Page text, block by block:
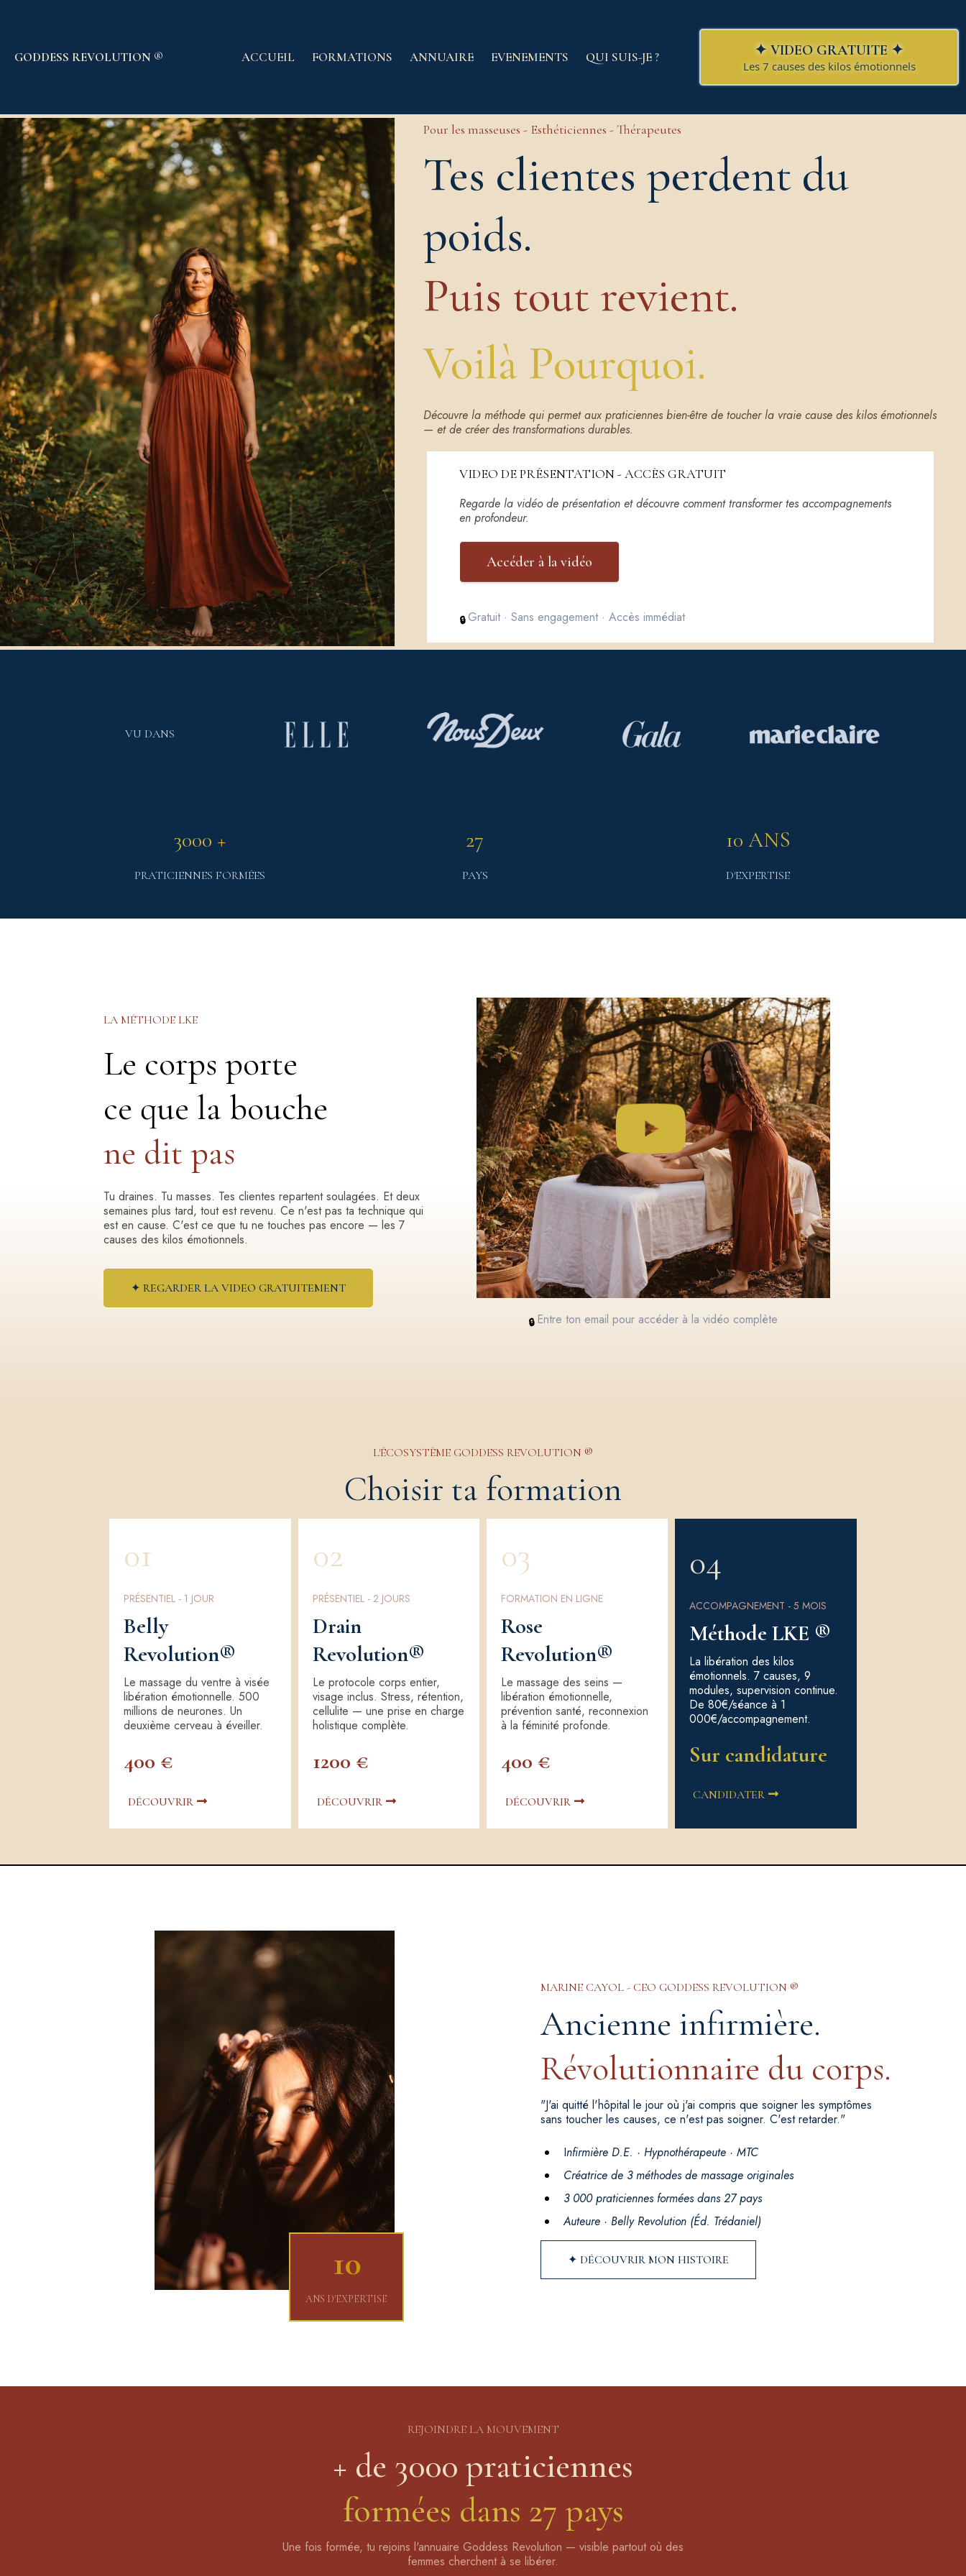
GODDESS REVOLUTION ® ACCUEIL FORMATIONS ANNUAIRE EVENEMENTS QUI SUIS-JE ? ✦ VIDEO GRATUITE ✦
Les 7 causes des kilos émotionnels
Pour les masseuses - Esthéticiennes - Thérapeutes
Tes clientes perdent du
poids.
Puis tout revient.
Voilà Pourquoi.
Découvre la méthode qui permet aux praticiennes bien-être de toucher la vraie cause des kilos émotionnels
— et de créer des transformations durables.
VIDEO DE PRÉSENTATION - ACCÈS GRATUIT
Regarde la vidéo de présentation et découvre comment transformer tes accompagnements
en profondeur.
Accéder à la vidéo
🔒 Gratuit · Sans engagement · Accès immédiat
VU DANS
3000 +
PRATICIENNES FORMÉES
27
PAYS
10 ANS
D'EXPERTISE
LA MÉTHODE LKE
Le corps porte
ce que la bouche
ne dit pas
Tu draines. Tu masses. Tes clientes repartent soulagées. Et deux
semaines plus tard, tout est revenu. Ce n'est pas ta technique qui
est en cause. C'est ce que tu ne touches pas encore — les 7
causes des kilos émotionnels.
✦ REGARDER LA VIDEO GRATUITEMENT
🔒 Entre ton email pour accéder à la vidéo complète
L'ÉCOSYSTÈME GODDESS REVOLUTION ®
Choisir ta formation
01
PRÉSENTIEL - 1 JOUR
Belly
Revolution®
Le massage du ventre à visée
libération émotionnelle. 500
millions de neurones. Un
deuxième cerveau à éveiller.
400 €
DÉCOUVRIR
02
PRÉSENTIEL - 2 JOURS
Drain
Revolution®
Le protocole corps entier,
visage inclus. Stress, rétention,
cellulite — une prise en charge
holistique complète.
1200 €
DÉCOUVRIR
03
FORMATION EN LIGNE
Rose
Revolution®
Le massage des seins —
libération émotionnelle,
prévention santé, reconnexion
à la féminité profonde.
400 €
DÉCOUVRIR
04
ACCOMPAGNEMENT - 5 MOIS
Méthode LKE ®
La libération des kilos
émotionnels. 7 causes, 9
modules, supervision continue.
De 80€/séance à 1
000€/accompagnement.
Sur candidature
CANDIDATER
10
ANS D'EXPERTISE
MARINE CAYOL - CEO GODDESS REVOLUTION ®
Ancienne infirmière.
Révolutionnaire du corps.
"J'ai quitté l'hôpital le jour où j'ai compris que soigner les symptômes
sans toucher les causes, ce n'est pas soigner. C'est retarder."
Infirmière D.E. · Hypnothérapeute · MTC
Créatrice de 3 méthodes de massage originales
3 000 praticiennes formées dans 27 pays
Auteure · Belly Revolution (Éd. Trédaniel)
✦ DÉCOUVRIR MON HISTOIRE
REJOINDRE LA MOUVEMENT
+ de 3000 praticiennes
formées dans 27 pays
Une fois formée, tu rejoins l'annuaire Goddess Revolution — visible partout où des
femmes cherchent à se libérer.